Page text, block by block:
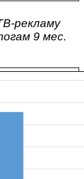
рекламу
9 мес.